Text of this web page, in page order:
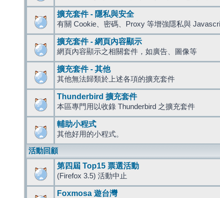
擴充套件 - 隱私與安全
有關 Cookie、密碼、Proxy 等增強隱私與
擴充套件 - 網頁內容顯示
網頁內容顯示之相關套件，如廣告、圖像等
擴充套件 - 其他
其他無法歸類於上述各項的擴充套件
Thunderbird 擴充套件
本區專門用以收錄 Thunderbird 之擴充套件
輔助小程式
其他好用的小程式。
活動回顧
第四屆 Top15 票選活動
(Firefox 3.5) 活動中止
Foxmosa 遊台灣